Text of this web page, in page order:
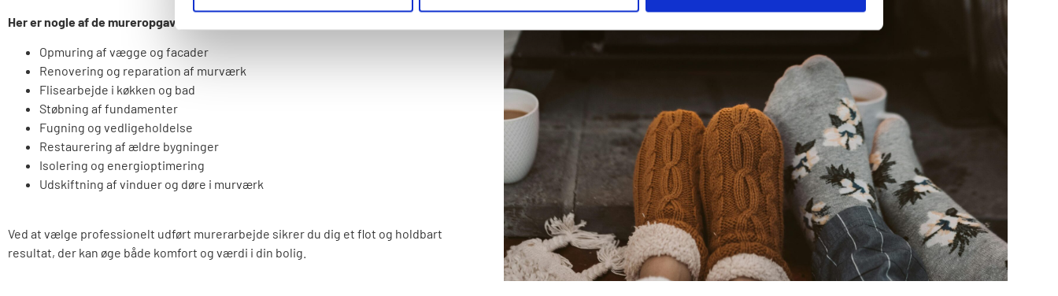
Her er nogle af de mureropgaver, du kan få hjælp til
Opmuring af vægge og facader
Renovering og reparation af murværk
Flisearbejde i køkken og bad
Støbning af fundamenter
Fugning og vedligeholdelse
Restaurering af ældre bygninger
Isolering og energioptimering
Udskiftning af vinduer og døre i murværk
Ved at vælge professionelt udført murerarbejde sikrer du dig et flot og holdbart
resultat, der kan øge både komfort og værdi i din bolig.